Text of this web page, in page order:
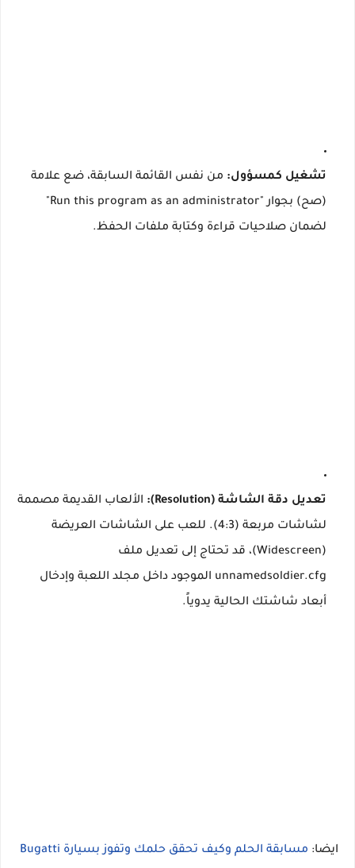
تشغيل كمسؤول: من نفس القائمة السابقة، ضع علامة
(صح) بجوار "Run this program as an administrator"
لضمان صلاحيات قراءة وكتابة ملفات الحفظ.
تعديل دقة الشاشة (Resolution):
الألعاب القديمة مصممة
لشاشات مربعة (4:3). للعب على الشاشات العريضة
(Widescreen)، قد تحتاج إلى تعديل ملف
unnamedsoldier.cfg الموجود داخل مجلد اللعبة وإدخال
أبعاد شاشتك الحالية يدوياً.
ايضا: مسابقة الحلم وكيف تحقق حلمك وتفوز بسيارة Bugatti